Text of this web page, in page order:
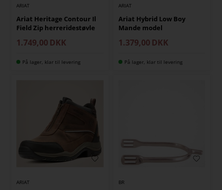
ARIAT
Ariat Heritage Contour Il
Field Zip herreridestøvle
1.749,00 DKK
På lager, klar til levering
ARIAT
Ariat Hybrid Low Boy
Mande model
1.379,00 DKK
På lager, klar til levering
ARIAT BR